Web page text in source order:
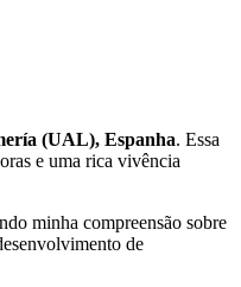
(UAL), Espanha. Essa
e uma rica vivência
minha compreensão sobre
de